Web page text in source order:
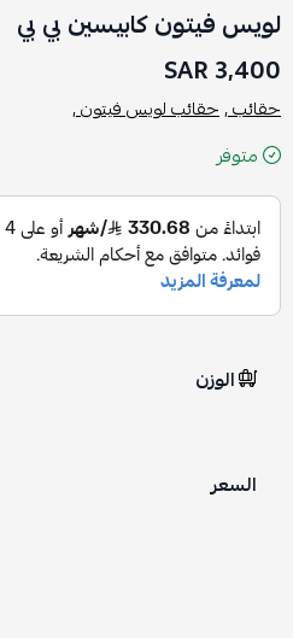
لويس فيتون كابيسين بي بي
3,400 SAR
حقائب ,حقائب لويس فيتون ,
متوفر
الوزن
السعر